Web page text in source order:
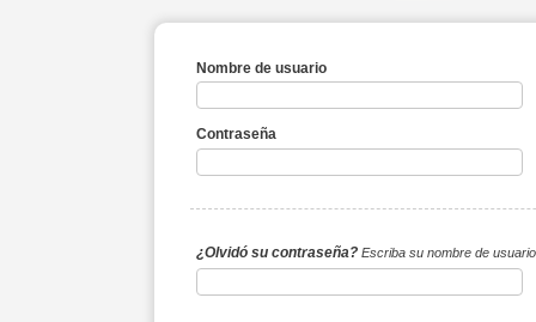
Nombre de usuario
Contraseña
¿Olvidó su contraseña? Escriba su nombre de usuario